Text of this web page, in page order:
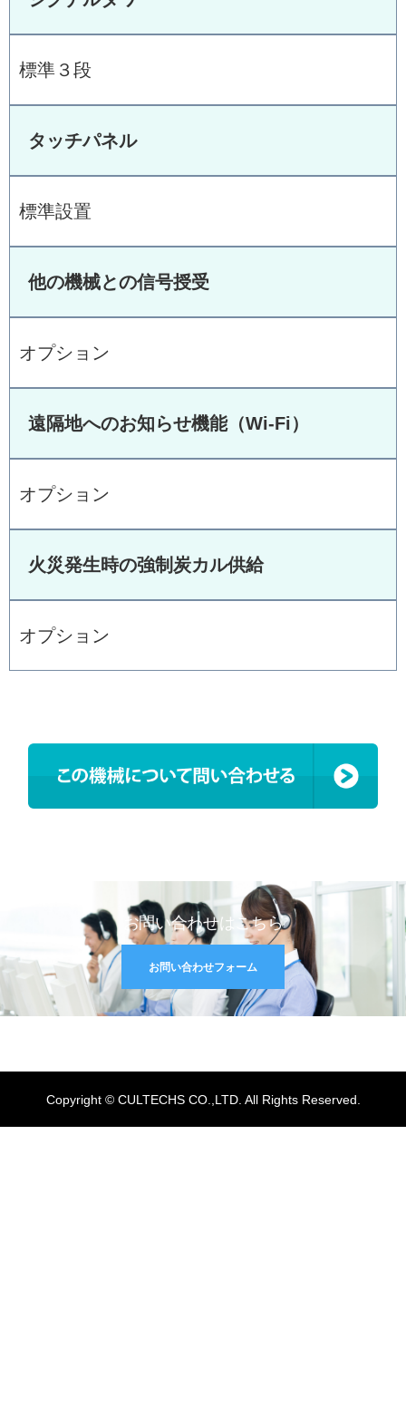
標準３段
タッチパネル
標準設置
他の機械との信号授受
オプション
遠隔地へのお知らせ機能（Wi-Fi）
オプション
火災発生時の強制炭カル供給
オプション
お問い合わせはこちら
お問い合わせフォーム
Copyright © CULTECHS CO.,LTD. All Rights Reserved.